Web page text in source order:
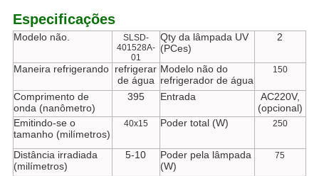
Especificações
Modelo não.
SLSD-
401528A-
01
Qty da lâmpada UV
(PCes)
2
Maneira refrigerando refrigerar
de água
Modelo não do
refrigerador de água
150
Comprimento de
onda (nanômetro)
395 Entrada
AC220V,
(opcional)
Emitindo-se o
tamanho (milímetros)
40x15 Poder total (W) 250
Distância irradiada
(milímetros)
5-10
Poder pela lâmpada
(W)
75